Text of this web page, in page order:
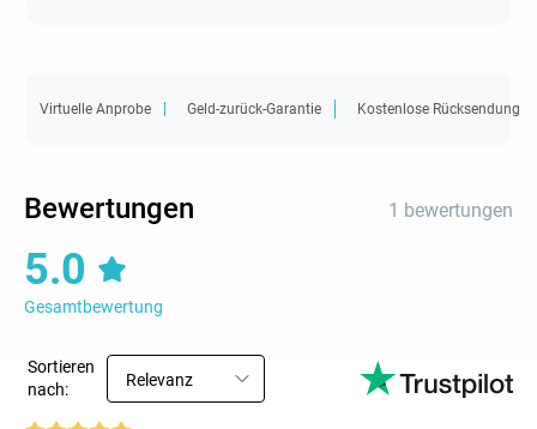
Virtuelle Anprobe Geld-zurück-Garantie Kostenlose Rücksendung
Bewertungen 1 bewertungen
5.0
Gesamtbewertung
Sortieren
nach:
Relevanz